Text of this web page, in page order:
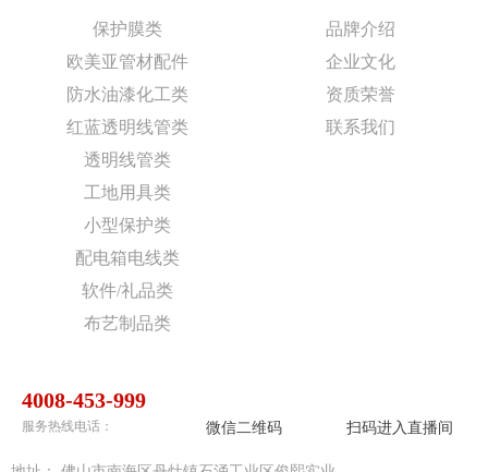
保护膜类
欧美亚管材配件
防水油漆化工类
红蓝透明线管类
透明线管类
工地用具类
小型保护类
配电箱电线类
软件/礼品类
布艺制品类
品牌介绍
企业文化
资质荣誉
联系我们
4008-453-999
服务热线电话： 微信二维码 扫码进入直播间